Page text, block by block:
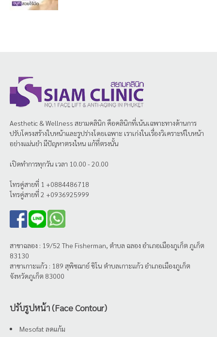
Aesthetic & Wellness สยามคลินิก คือคลินิกที่เน้นเฉพาะทางด้านการ
ปรับโครงสร้างใบหน้าและรูปร่างโดยเฉพาะ เราเก่งในเรื่องวิเคราะห์ใบหน้า
อย่างแม่นยำ มีปัญหาตรงไหน แก้ที่ตรงนั้น
เปิดทำการทุกวัน เวลา 10.00 - 20.00
โทรคู่สายที่ 1 +0884486718
โทรคู่สายที่ 2 +0936925999
สาขาฉลอง : 19/52 The Fisherman, ตำบล ฉลอง อำเภอเมืองภูเก็ต ภูเก็ต
83130
สาขาเกาะแก้ว : 189 สุพิชฌาย์ ชิโน ตำบลเกาะแก้ว อำเภอเมืองภูเก็ต
จังหวัดภูเก็ต 83000
ปรับรูปหน้า (Face Contour)
Mesofat ลดแก้ม